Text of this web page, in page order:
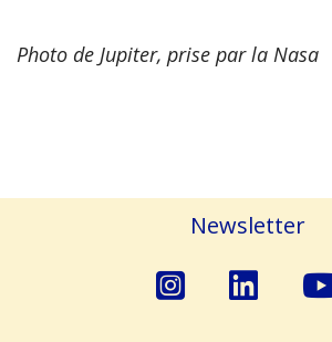
Photo de Jupiter, prise par la Nasa
Newsletter
fab fab